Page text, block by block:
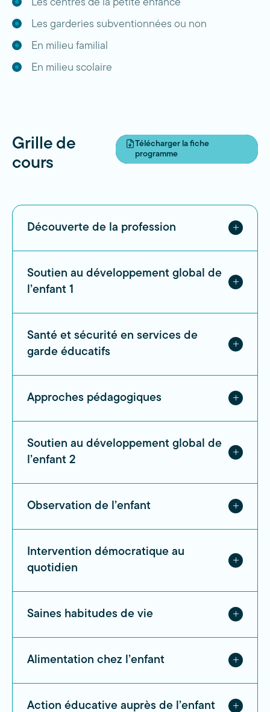
Les centres de la petite enfance
Les garderies subventionnées ou non
En milieu familial
En milieu scolaire
Grille de
cours
Télécharger la fiche
programme
Découverte de la profession
Soutien au développement global de
l’enfant 1
Santé et sécurité en services de
garde éducatifs
Approches pédagogiques
Soutien au développement global de
l’enfant 2
Observation de l’enfant
Intervention démocratique au
quotidien
Saines habitudes de vie
Alimentation chez l’enfant
Action éducative auprès de l’enfant